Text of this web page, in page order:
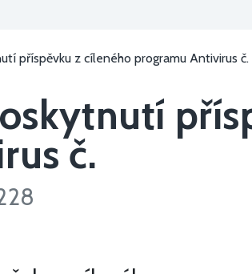
příspěvku z cíleného programu Antivirus č.
č.